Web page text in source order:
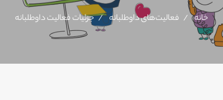
خانه فعالیت‌های داوطلبانه جزئیات فعالیت‌ داوطلبانه